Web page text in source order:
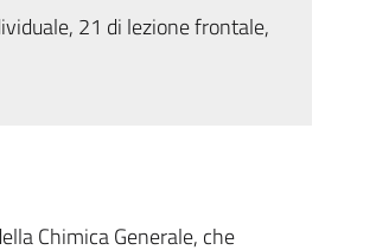
21 di lezione frontale,
Chimica Generale, che